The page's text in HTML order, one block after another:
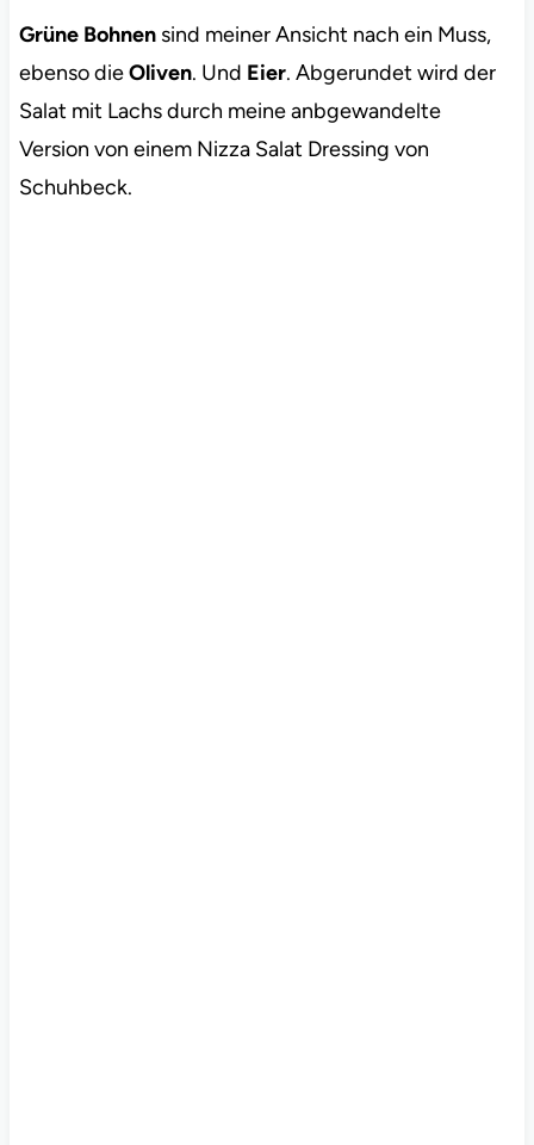
Grüne Bohnensind meiner Ansicht nach ein Muss,
ebenso dieOliven. Und Eier. Abgerundet wird der
Salat mit Lachs durch meine anbgewandelte
Version von einem Nizza Salat Dressing von
Schuhbeck.